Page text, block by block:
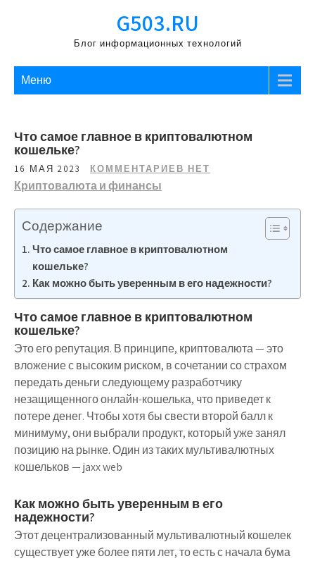
G503.RU
Блог информационных технологий
Меню
Что самое главное в криптовалютном
кошельке?
16 МАЯ 2023 КОММЕНТАРИЕВ НЕТ
Криптовалюта и финансы
Содержание
Что самое главное в криптовалютном
кошельке?
Как можно быть уверенным в его надежности?
Что самое главное в криптовалютном
кошельке?
Это его репутация. В принципе, криптовалюта — это
вложение с высоким риском, в сочетании со страхом
передать деньги следующему разработчику
незащищенного онлайн-кошелька, что приведет к
потере денег. Чтобы хотя бы свести второй балл к
минимуму, они выбрали продукт, который уже занял
позицию на рынке. Один из таких мультивалютных
кошельков — jaxx web
Как можно быть уверенным в его
надежности?
Этот децентрализованный мультивалютный кошелек
существует уже более пяти лет, то есть с начала бума